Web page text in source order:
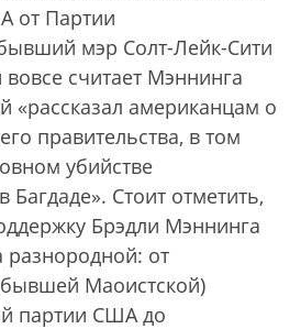
от Партии
мэр Солт-Лейк-Сити
считает Мэннинга
«рассказал американцам о
правительства, в том
убийстве
Багдаде». Стоит отметить,
Брэдли Мэннинга
разнородной: от
Маоистской)
партии США до